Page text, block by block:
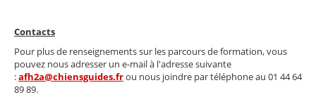
Contacts
Pour plus de renseignements sur les parcours de formation, vous
pouvez nous adresser un e-mail à l'adresse suivante
:afh2a@chiensguides.frou nous joindre par téléphone au 01 44 64
89 89.